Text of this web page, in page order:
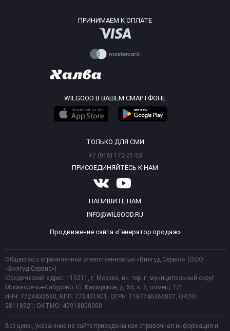
ПРИНИМАЕМ К ОПЛАТЕ
WILGOOD В ВАШЕМ СМАРТФОНЕ
ТОЛЬКО ДЛЯ СМИ
+7 (915) 172-21-53
ПРИСОЕДИНЯЙТЕСЬ К НАМ
НАПИШИТЕ НАМ
INFO@WILGOOD.RU
Продвижение сайта «Генератор продаж»
Общество с ограниченной ответственностью «Вилгуд Сервис» (ООО
«Вилгуд Сервис»)
Юридический адрес: 115211, г. Москва, вн. тер. г. муниципальный округ
Москворечье-Сабурово, Ш. Каширское, д. 55, к. 5, помещ. 1/1.
ИНН: 7724435560, КПП: 772401001, ОГРН: 1187746366807, ОКПО:
28118921; ОКТМО: 45918000000
Все цены, указанные на сайте приведены как справочная информация и